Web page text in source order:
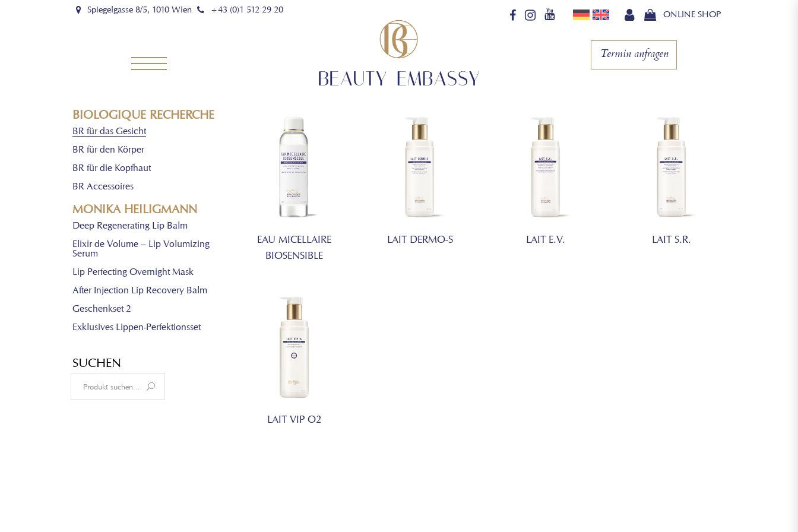
Spiegelgasse 8/5, 1010 Wien +43 (0)1 512 29 20 ONLINE SHOP
Termin anfragen
EAU MICELLAIRE
BIOSENSIBLE
LAIT DERMO-S LAIT E.V. LAIT S.R.
LAIT VIP O2
BIOLOGIQUE RECHERCHE
BR für das Gesicht
BR für den Körper
BR für die Kopfhaut
BR Accessoires
MONIKA HEILIGMANN
Deep Regenerating Lip Balm
Elixir de Volume – Lip Volumizing
Serum
Lip Perfecting Overnight Mask
After Injection Lip Recovery Balm
Geschenkset 2
Exklusives Lippen-Perfektionsset
SUCHEN
for: